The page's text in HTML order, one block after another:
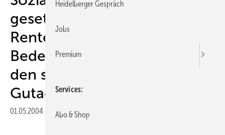
gesetzlichen
Rentenversicherung - die
Bedeutung der SOMEKO für
den sozialmedizinischen
Gutachter
01.05.2004 Veröffentlicht in
Heidelberger Gespräch
Jobs
Premium
Services
Abo & Shop